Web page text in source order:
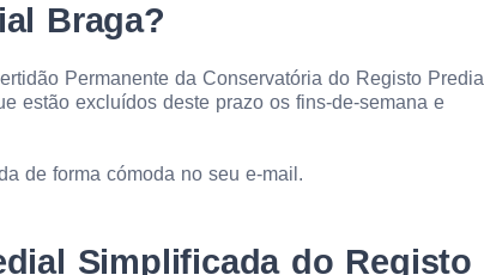
Braga?
Permanente da Conservatória do Registo Predial
estão excluídos deste prazo os fins-de-semana e
de forma cómoda no seu e-mail.
Simplificada do Registo